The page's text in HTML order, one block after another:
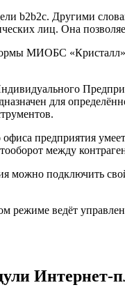
b2b2c. Другими
лиц. Она
МИОБС «Кристалл»
для
предприятия
между
подключить
ведёт